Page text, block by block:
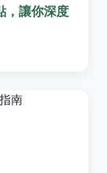
，讓你深度